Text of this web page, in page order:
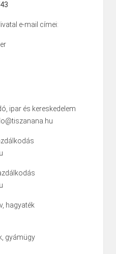
e-mail címei:
ipar és kereskedelem
hagyaték
gyámügy